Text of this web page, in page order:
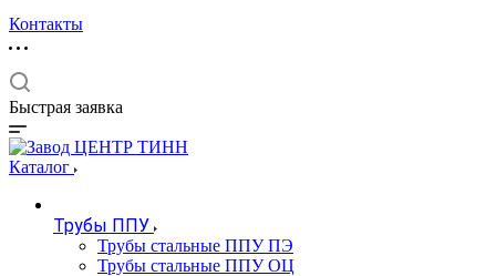
Контакты
Быстрая заявка
Каталог
Трубы ППУ
Трубы стальные ППУ ПЭ
Трубы стальные ППУ ОЦ